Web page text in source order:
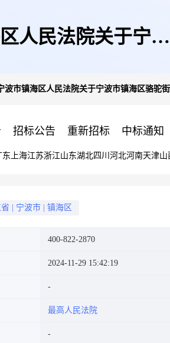
人民法院关于宁波
拍卖)的公告
波市镇海区人民法院关于宁波市镇海区骆驼
招标公告 重新招标 中标通知
东 上海江苏浙江山东湖北四川 河北河南天津山
宁波市 镇海区
400-822-2870
2024-11-29 15:42:19
最高人民法院